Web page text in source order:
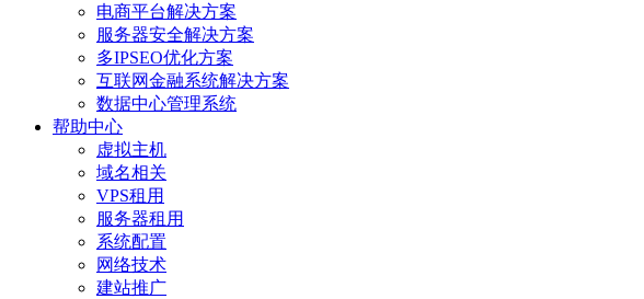
电商平台解决方案
服务器安全解决方案
多IPSEO优化方案
互联网金融系统解决方案
数据中心管理系统
帮助中心
虚拟主机
域名相关
VPS租用
服务器租用
系统配置
网络技术
建站推广